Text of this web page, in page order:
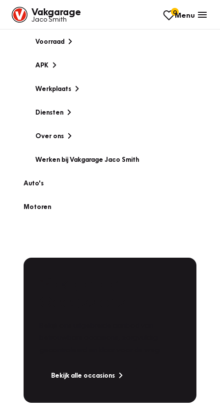
Vakgarage
Jaco Smith
0Menu
Voorraad
APK
Werkplaats
Diensten
Over ons
Werken bij Vakgarage Jaco Smith
Auto's
Motoren
Bekijk alle occasions